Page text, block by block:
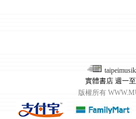
實體書店 週一
版權所有